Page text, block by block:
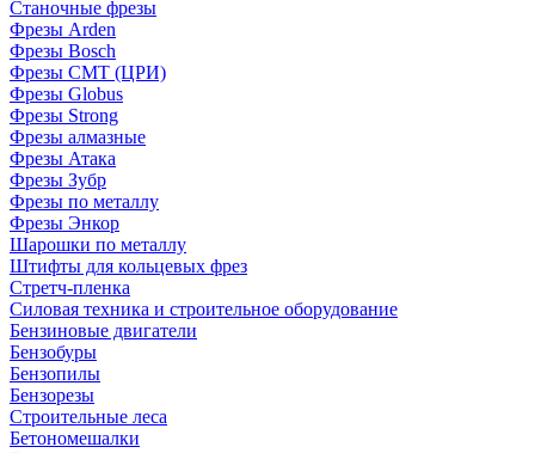
Станочные фрезы
Фрезы Arden
Фрезы Bosch
Фрезы CMT (ЦРИ)
Фрезы Globus
Фрезы Strong
Фрезы алмазные
Фрезы Атака
Фрезы Зубр
Фрезы по металлу
Фрезы Энкор
Шарошки по металлу
Штифты для кольцевых фрез
Стретч-пленка
Силовая техника и строительное оборудование
Бензиновые двигатели
Бензобуры
Бензопилы
Бензорезы
Строительные леса
Бетономешалки